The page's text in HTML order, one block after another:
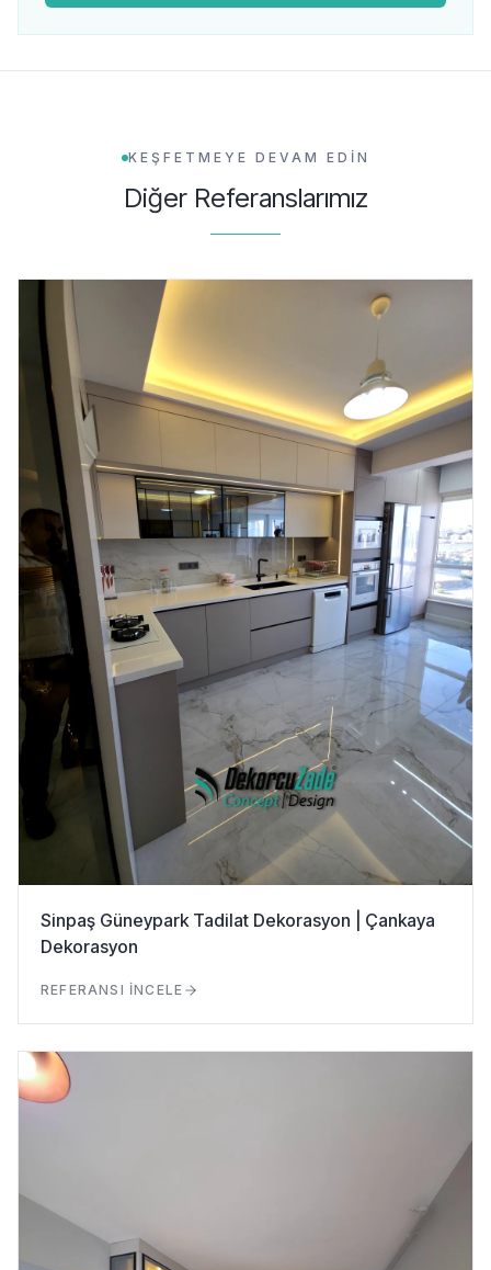
KEŞFETMEYE DEVAM EDİN
Diğer Referanslarımız
Sinpaş Güneypark Tadilat Dekorasyon | Çankaya
Dekorasyon
REFERANSI İNCELE